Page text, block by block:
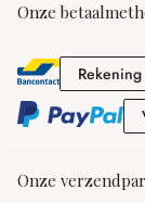
Onze
Rekening
Onze